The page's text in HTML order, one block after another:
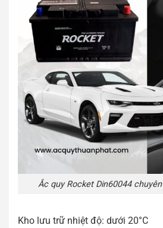
Ắc quy Rocket Din60044
Kho lưu trữ nhiệt độ: dưới 20°C